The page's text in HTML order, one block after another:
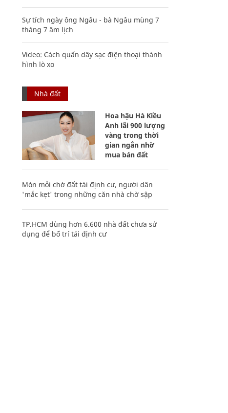
Sự tích ngày ông Ngâu - bà Ngâu mùng 7
tháng 7 âm lịch
Video: Cách quấn dây sạc điện thoại thành
hình lò xo
Nhà đất
Hoa hậu Hà Kiều
Anh lãi 900 lượng
vàng trong thời
gian ngắn nhờ
mua bán đất
Mòn mỏi chờ đất tái định cư, người dân
'mắc kẹt' trong những căn nhà chờ sập
TP.HCM dùng hơn 6.600 nhà đất chưa sử
dụng để bố trí tái định cư